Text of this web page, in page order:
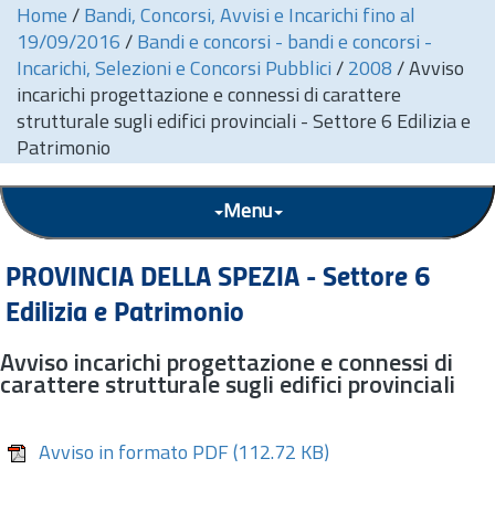
Home / Bandi, Concorsi, Avvisi e Incarichi fino al
19/09/2016 / Bandi e concorsi - bandi e concorsi -
Incarichi, Selezioni e Concorsi Pubblici / 2008 / Avviso
incarichi progettazione e connessi di carattere
strutturale sugli edifici provinciali - Settore 6 Edilizia e
Patrimonio
Menu
PROVINCIA DELLA SPEZIA - Settore 6
Edilizia e Patrimonio
Avviso incarichi progettazione e connessi di
carattere strutturale sugli edifici provinciali
Avviso in formato PDF (112.72 KB)